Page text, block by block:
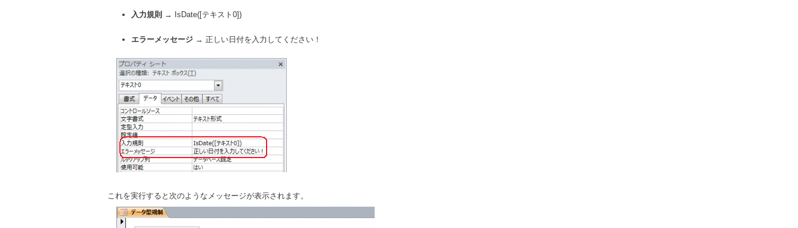
入力規則 → IsDate([テキスト0])
エラーメッセージ → 正しい日付を入力してください！
これを実行すると次のようなメッセージが表示されます。